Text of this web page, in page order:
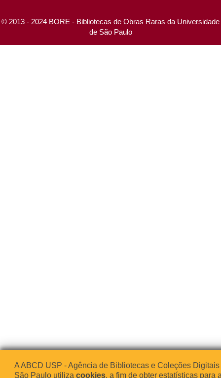
© 2013 - 2024 BORE - Bibliotecas de Obras Raras da Universidade
de São Paulo
A ABCD USP - Agência de Bibliotecas e Coleções
São Paulo utiliza cookies, a fim de obter estatísticas para